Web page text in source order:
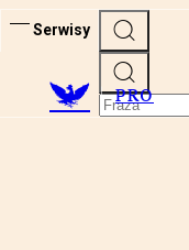
Serwisy
PRO